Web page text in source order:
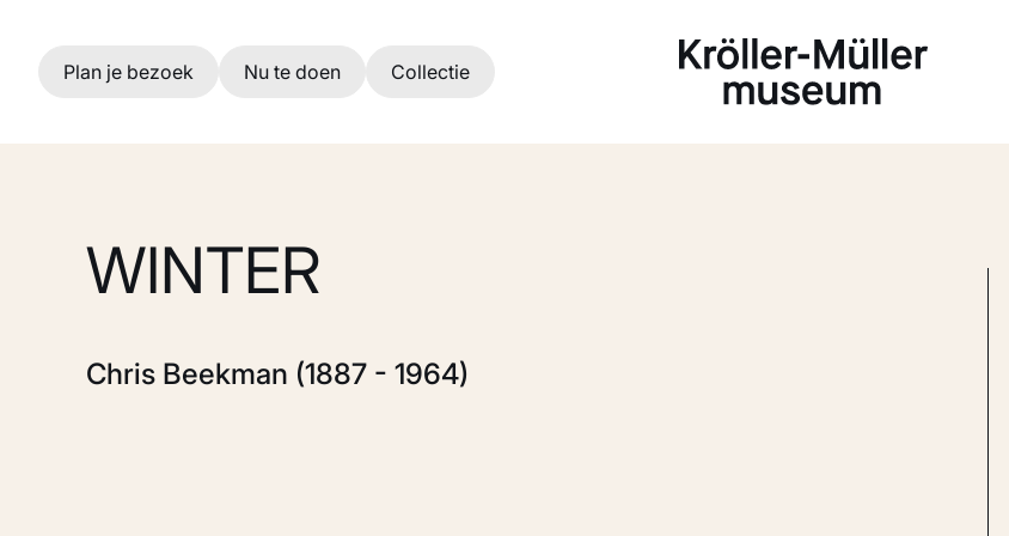
Ga naar hoofdinhoud
Plan je bezoek Nu te doen Collectie
WINTER
Chris Beekman (1887 - 1964)